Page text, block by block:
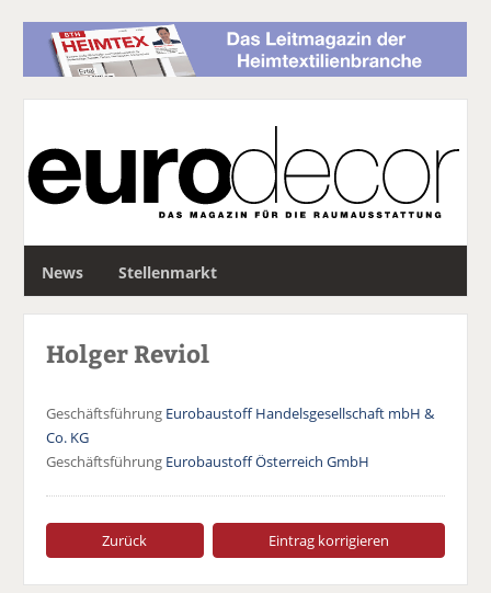
News Stellenmarkt
c
Holger Reviol
Geschäftsführung Eurobaustoff Handelsgesellschaft mbH &
Co. KG
Geschäftsführung Eurobaustoff Österreich GmbH
Zurück Eintrag korrigieren